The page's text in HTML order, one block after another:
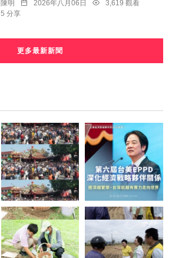
陳明 2026年八月06日
3,619 觀看
5 分享
更多最新新聞